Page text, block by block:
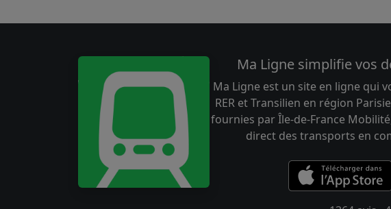
Ma Ligne simplifie vos
Ma Ligne est un site en ligne qui
RER et Transilien en région
fournies par Île-de-France
direct des transports en